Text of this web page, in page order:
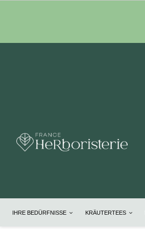
IHRE BEDÜRFNISSE KRÄUTERTEES